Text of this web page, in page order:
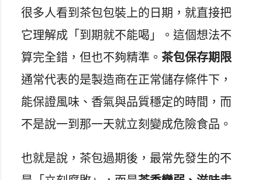
很多人看到茶包包裝上的日期，就直接把
它理解成「到期就不能喝」。這個想法不
算完全錯，但也不夠精準。 茶包保存期限
通常代表的是製造商在正常儲存條件下，
能保證風味、香氣與品質穩定的時間，而
不是說一到那一天就立刻變成危險食品。
也就是說，茶包過期後，最常先發生的不